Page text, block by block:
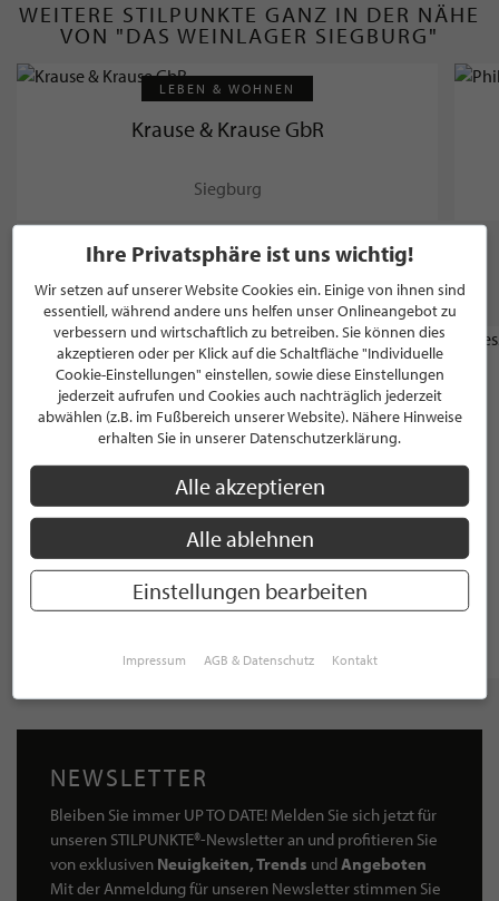
WEITERE STILPUNKTE GANZ IN DER NÄHE
VON "DAS WEINLAGER SIEGBURG"
LEBEN & WOHNEN
Krause & Krause GbR
Siegburg
GENUSS"
SPEISEN & GENUSS
Christoph Kappes Die
Erlebnisgastronomie GmbH
Lohmar, 5.0 / 5.0
NEWSLETTER
Bleiben Sie immer UP TO DATE! Melden Sie sich jetzt für
unseren STILPUNKTE®-Newsletter an und profitieren Sie
von exklusiven Neuigkeiten, Trends undAngeboten
Mit der Anmeldung für unseren Newsletter stimmen Sie
Ihre Privatsphäre ist uns wichtig!
Wir setzen auf unserer Website Cookies ein. Einige von ihnen sind
essentiell, während andere uns helfen unser Onlineangebot zu
verbessern und wirtschaftlich zu betreiben. Sie können dies
akzeptieren oder per Klick auf die Schaltfläche "Individuelle
Cookie-Einstellungen" einstellen, sowie diese Einstellungen
jederzeit aufrufen und Cookies auch nachträglich jederzeit
abwählen (z.B. im Fußbereich unserer Website). Nähere Hinweise
erhalten Sie in unserer Datenschutzerklärung.
Alle akzeptieren
Alle ablehnen
Einstellungen bearbeiten
Impressum AGB & Datenschutz Kontakt